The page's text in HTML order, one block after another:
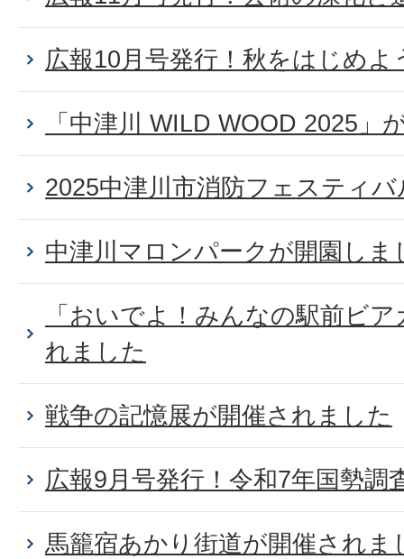
広報10月号発行！秋をはじめよ
「中津川 WILD WOOD 2025」
2025中津川市消防フェスティ
中津川マロンパークが開園しま
「おいでよ！みんなの駅前ビ
れました
戦争の記憶展が開催されました
広報9月号発行！令和7年国勢調
馬籠宿あかり街道が開催されま